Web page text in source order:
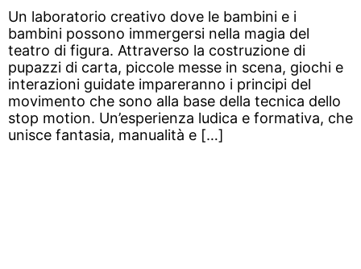
Un laboratorio creativo dove le bambini e i
bambini possono immergersi nella magia del
teatro di figura. Attraverso la costruzione di
pupazzi di carta, piccole messe in scena, giochi e
interazioni guidate impareranno i principi del
movimento che sono alla base della tecnica dello
stop motion. Un’esperienza ludica e formativa, che
unisce fantasia, manualità e […]